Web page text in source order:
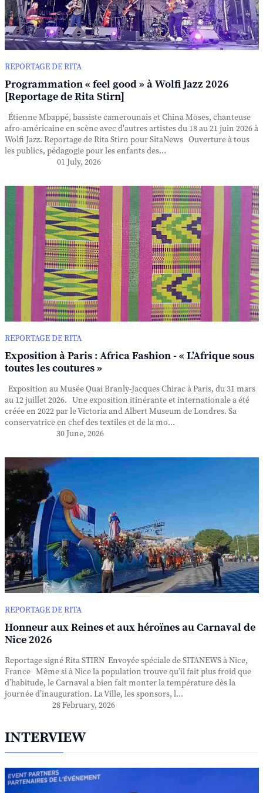
REPORTAGE DE RITA
Programmation « feel good » à Wolfi Jazz 2026
[Reportage de Rita Stirn]
Étienne Mbappé, bassiste camerounais et China Moses, chanteuse
afro-américaine en scène avec d'autres artistes du 18 au 21 juin 2026 à
Wolfi Jazz. Reportage de Rita Stirn pour SitaNews Ouverture à tous
les publics, pédagogie pour les enfants des...
01 July, 2026
REPORTAGE DE RITA
Exposition à Paris : Africa Fashion - « L’Afrique sous
toutes les coutures »
Exposition au Musée Quai Branly-Jacques Chirac à Paris, du 31 mars
au 12 juillet 2026. Une exposition itinérante et internationale a été
créée en 2022 par le Victoria and Albert Museum de Londres. Sa
conservatrice en chef des textiles et de la mo...
30 June, 2026
REPORTAGE DE RITA
Honneur aux Reines et aux héroïnes au Carnaval de
Nice 2026
Reportage signé Rita STIRN Envoyée spéciale de SITANEWS à Nice,
France Même si à Nice la population trouve qu’il fait plus froid que
d’habitude, le Carnaval a bien fait monter la température dès la
journée d’inauguration. La Ville, les sponsors, l...
28 February, 2026
INTERVIEW